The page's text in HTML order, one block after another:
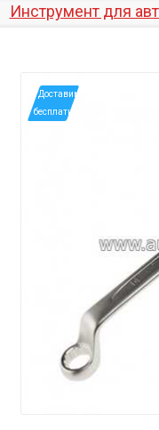
Инструмент для
*Доставим
бесплатно